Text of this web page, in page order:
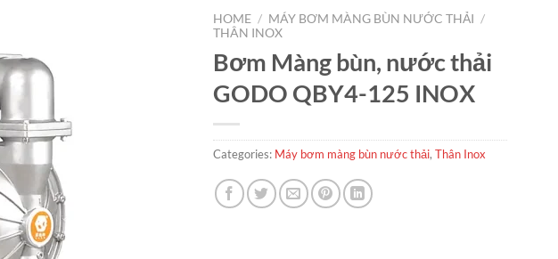
HOME / MÁY BƠM MÀNG BÙN NƯỚC THẢI /
THÂN INOX
Bơm Màng bùn, nước thải
GODO QBY4-125 INOX
Categories: Máy bơm màng bùn nước thải, Thân Inox